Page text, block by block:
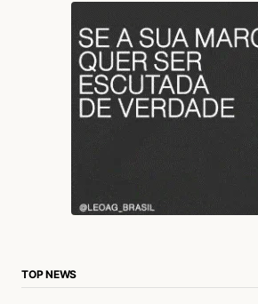
TOP NEWS